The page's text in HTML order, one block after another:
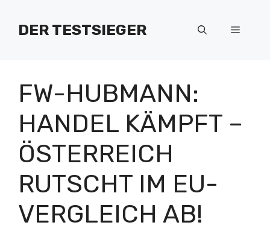
Inhalt
springenDER TESTSIEGER Menü
FW-HUBMANN:
HANDEL KÄMPFT –
ÖSTERREICH
RUTSCHT IM EU-
VERGLEICH AB!